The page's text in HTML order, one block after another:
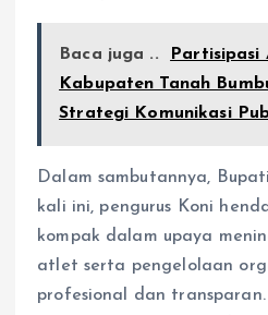
Baca juga ..
Kabupaten Tanah
Strategi Komunikasi
Dalam sambutannya,
kali ini, pengurus Koni
kompak dalam upaya
atlet serta pengelolaan
profesional dan